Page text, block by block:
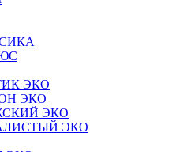
ЭКО
ЭКО
ЭКО
ЭКО